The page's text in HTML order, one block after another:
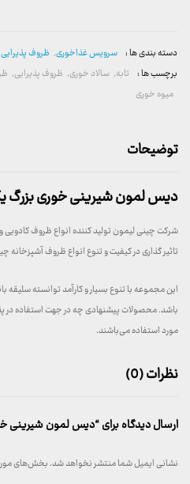
دسته بندی ها : سرویس غذاخوری, ظروف پذیرایی
برچسب ها : تابه, سالاد خوری, ظروف پذیرایی,
میوه خوری
توضیحات
دیس لمون شیرینی خوری بزرگ
شرکت چینی لیمون تولید کننده انواع ظروف
تاثیر گذاری در کیفیت و تنوع انواع ظروف آشپزخانه
این مجموعه با تنوع بسیار و کارآمد توانسته سلیقه
باشد. محصولات پیشنهادی چه در جهت استفاده در
مورد استفاده می‌باشند.
نظرات (0)
ارسال دیدگاه برای “دیس لمون شیرینی
نشانی ایمیل شما منتشر نخواهد شد.بخش‌های